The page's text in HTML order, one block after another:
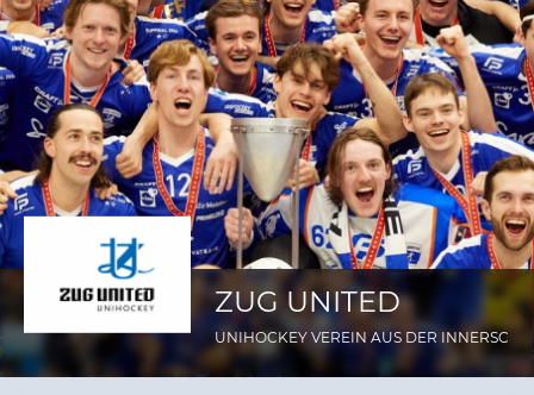
ZUG UNITED
UNIHOCKEY VEREIN AUS DER